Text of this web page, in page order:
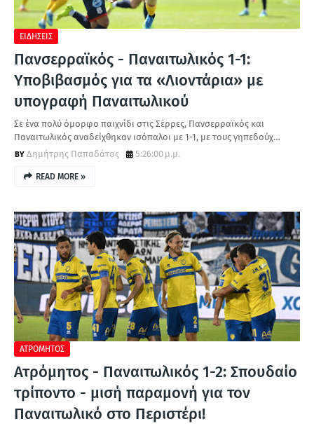
ΕΙΔΗΣΕΙΣ
Πανσερραϊκός - Παναιτωλικός 1-1:
Υποβιβασμός για τα «Λιοντάρια» με
υπογραφή Παναιτωλικού
Σε ένα πολύ όμορφο παιχνίδι στις Σέρρες, Πανσερραϊκός και
Παναιτωλικός αναδείχθηκαν ισόπαλοι με 1-1, με τους γηπεδούχ…
Δημήτρης Παπαδάτος
5:26:00 μ.μ.
READ MORE »
ΑΤΡΟΜΗΤΟΣ
Ατρόμητος - Παναιτωλικός 1-2: Σπουδαίο
τρίποντο - μισή παραμονή για τον
Παναιτωλικό στο Περιστέρι!